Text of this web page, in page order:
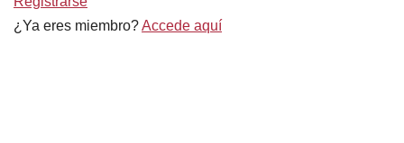
¿Ya eres miembro?Accede aquí